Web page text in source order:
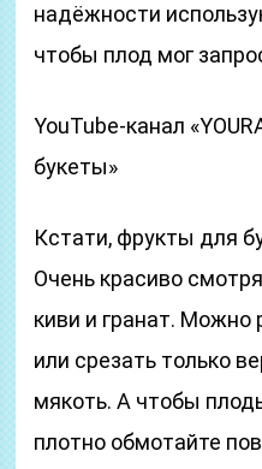
надёжности
чтобы плод мог
YouTube-канал
букеты»
Кстати, фрукты для
Очень красиво
киви и гранат. Можно
или срезать только
мякоть. А чтобы
плотно обмотайте